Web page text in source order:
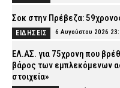
Σοκ στην Πρέβεζα:
ΕΙΔΗΣΕΙΣ 6 Αυγούστου 2026
ΕΛ.ΑΣ. για 75χρονη που
βάρος των εμπλεκόμενων
στοιχεία»